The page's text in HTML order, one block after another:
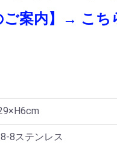
ご案内】→ こち
8ステンレス